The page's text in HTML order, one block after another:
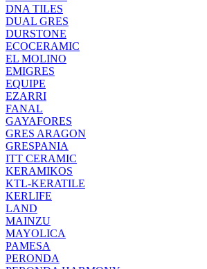
DNA TILES
DUAL GRES
DURSTONE
ECOCERAMIC
EL MOLINO
EMIGRES
EQUIPE
EZARRI
FANAL
GAYAFORES
GRES ARAGON
GRESPANIA
ITT CERAMIC
KERAMIKOS
KTL-KERATILE
KERLIFE
LAND
MAINZU
MAYOLICA
PAMESA
PERONDA